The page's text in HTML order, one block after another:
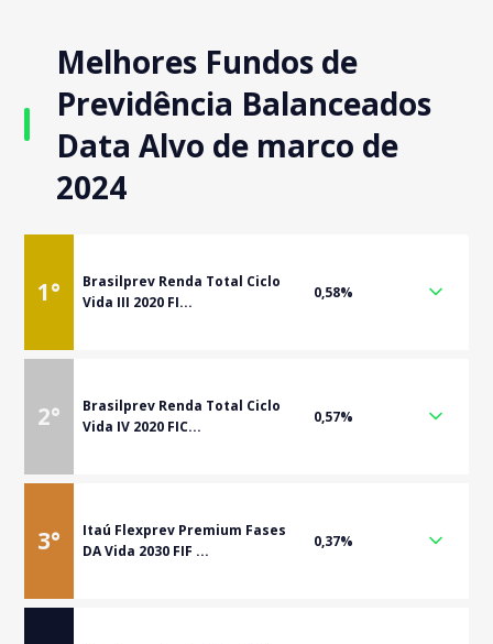
Melhores Fundos de
Previdência Balanceados
Data Alvo de marco de
2024
1°
Brasilprev Renda Total Ciclo
Vida III 2020 FI...
0,58%
2°
Brasilprev Renda Total Ciclo
Vida IV 2020 FIC...
0,57%
3°
Itaú Flexprev Premium Fases
DA Vida 2030 FIF ...
0,37%